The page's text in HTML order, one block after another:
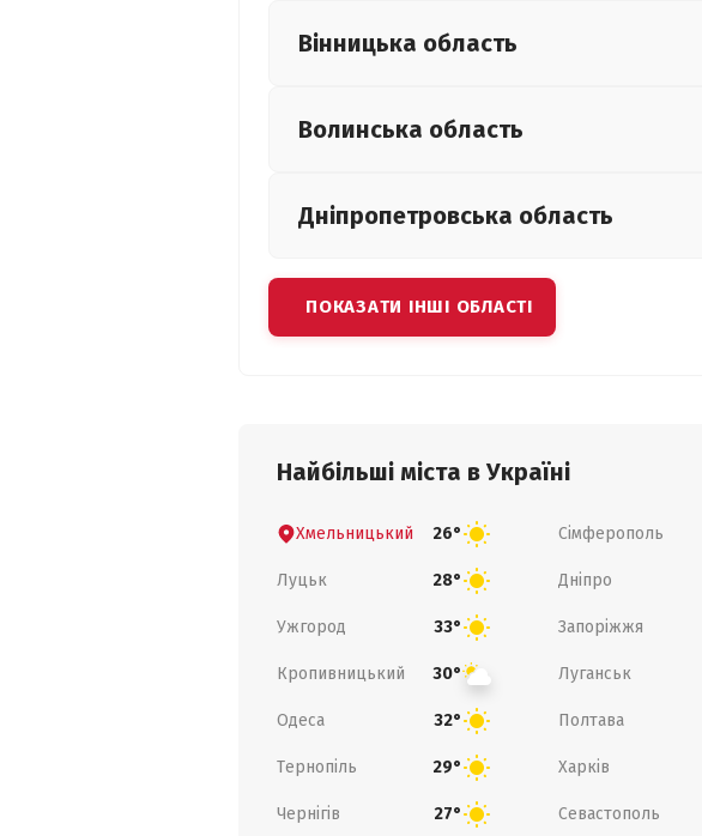
Вінницька область
Волинська область
Дніпропетровська область
ПОКАЗАТИ ІНШІ ОБЛАСТІ
Найбільші міста в Україні
Хмельницький 26° Сімферополь
Луцьк 28° Дніпро
Ужгород 33° Запоріжжя
Кропивницький 30° Луганськ
Одеса 32° Полтава
Тернопіль 29° Харків
Чернігів 27° Севастополь